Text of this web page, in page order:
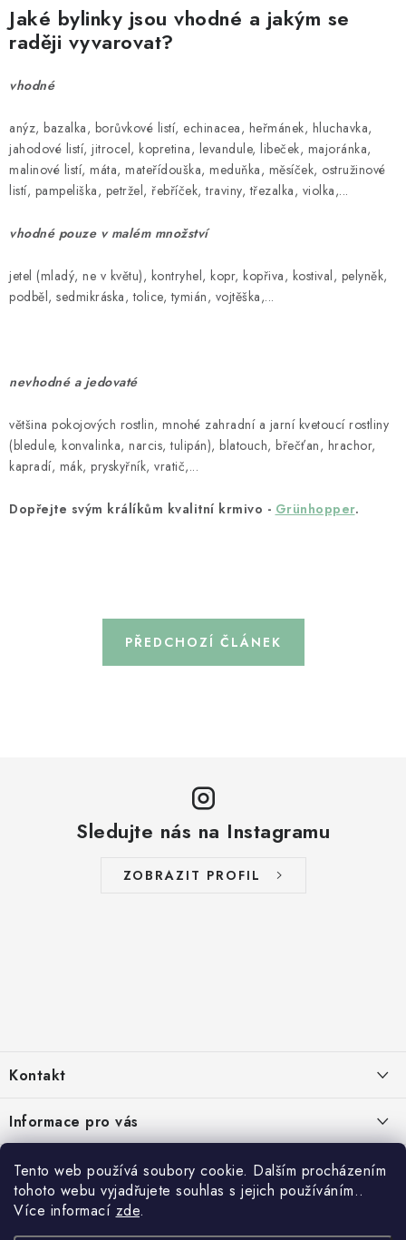
Tento web používá soubory cookie. Dalším procházením
tohoto webu vyjadřujete souhlas s jejich používáním..
Více informací zde.
Jaké bylinky jsou vhodné a jakým se
raději vyvarovat?
vhodné
anýz, bazalka, borůvkové listí, echinacea, heřmánek, hluchavka,
jahodové listí, jitrocel, kopretina, levandule, libeček, majoránka,
malinové listí, máta, mateřídouška, meduňka, měsíček, ostružinové
listí, pampeliška, petržel, řebříček, traviny, třezalka, violka,...
vhodné pouze v malém množství
jetel (mladý, ne v květu), kontryhel, kopr, kopřiva, kostival, pelyněk,
podběl, sedmikráska, tolice, tymián, vojtěška,...
nevhodné a jedovaté
většina pokojových rostlin, mnohé zahradní a jarní kvetoucí rostliny
(bledule, konvalinka, narcis, tulipán), blatouch, břečťan, hrachor,
kapradí, mák, pryskyřník, vratič,...
Dopřejte svým králíkům kvalitní krmivo - Grünhopper.
PŘEDCHOZÍ ČLÁNEK
Sledujte nás na Instagramu
ZOBRAZIT PROFIL
p
a
t
Kontakt
zelenyusak.cz
Facebook
Instagram
Informace pro vás
Často kladené otázky
Čtyřikrát proč
Krmivo je 100 % přírodní
Platební metody